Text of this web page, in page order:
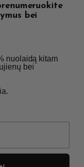
politika
VARTOTOJAMS.
JEI NEVARTOJATE
bei
nuolaidą kitam
bei